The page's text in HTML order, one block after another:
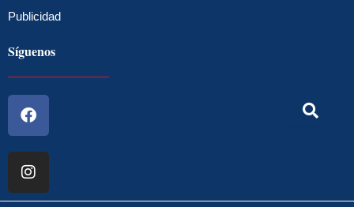
Publicidad
Síguenos
Facebook
Instagram